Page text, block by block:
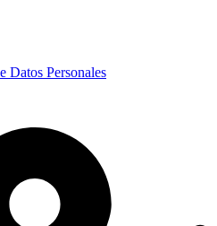
Datos Personales